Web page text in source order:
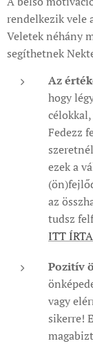
rendelkezik vele
Veletek néhány
segíthetnek
Az
hogy
Fedezz
ezek a
az
tudsz
ITT
Pozitív
vagy
sikerre!